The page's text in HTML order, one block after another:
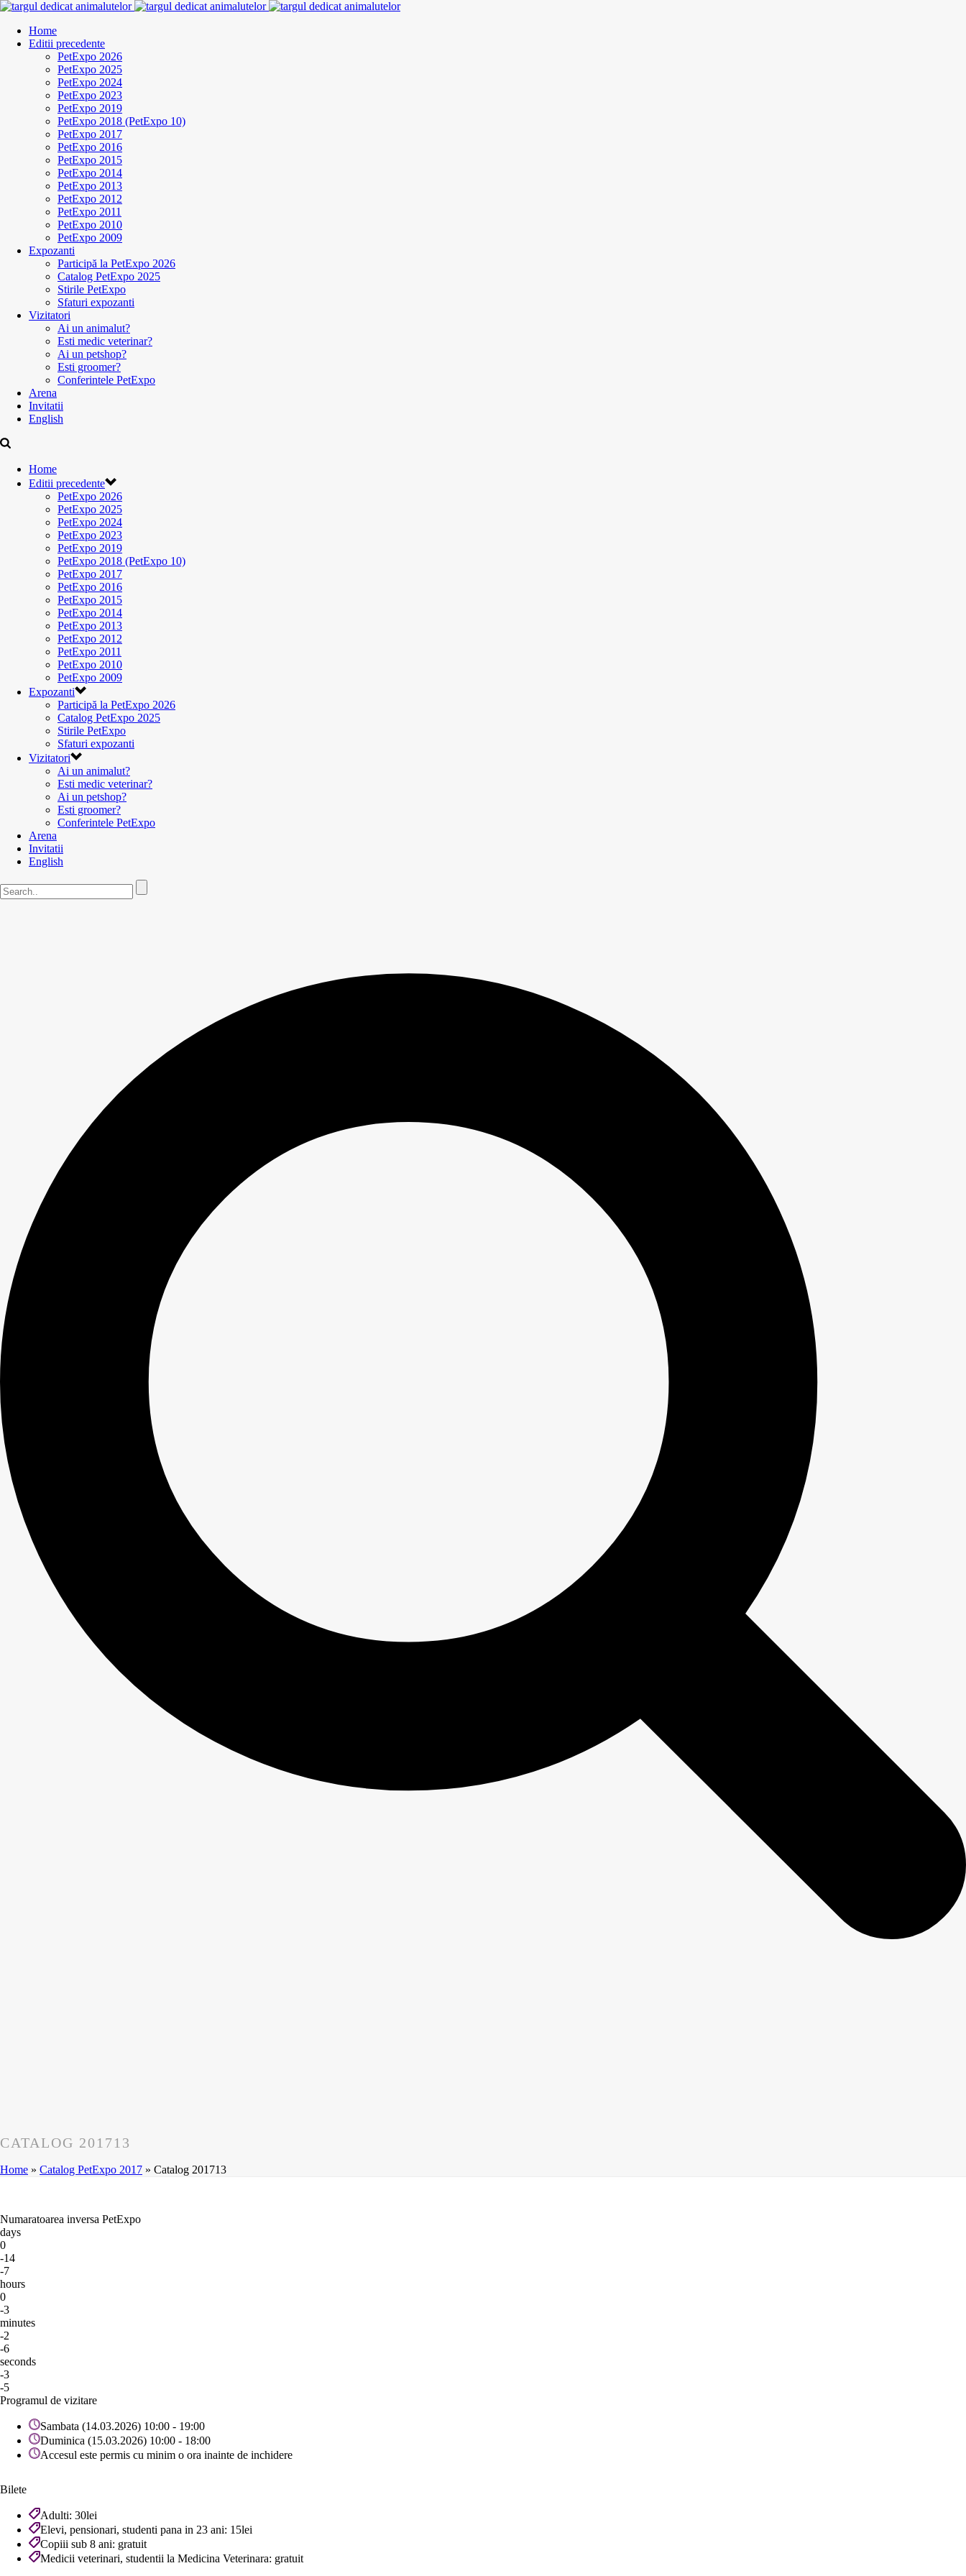
Home
Editii precedente
PetExpo 2026
PetExpo 2025
PetExpo 2024
PetExpo 2023
PetExpo 2019
PetExpo 2018 (PetExpo 10)
PetExpo 2017
PetExpo 2016
PetExpo 2015
PetExpo 2014
PetExpo 2013
PetExpo 2012
PetExpo 2011
PetExpo 2010
PetExpo 2009
Expozanti
Participă la PetExpo 2026
Catalog PetExpo 2025
Stirile PetExpo
Sfaturi expozanti
Vizitatori
Ai un animalut?
Esti medic veterinar?
Ai un petshop?
Esti groomer?
Conferintele PetExpo
Arena
Invitatii
English
Home
Editii precedente
PetExpo 2026
PetExpo 2025
PetExpo 2024
PetExpo 2023
PetExpo 2019
PetExpo 2018 (PetExpo 10)
PetExpo 2017
PetExpo 2016
PetExpo 2015
PetExpo 2014
PetExpo 2013
PetExpo 2012
PetExpo 2011
PetExpo 2010
PetExpo 2009
Expozanti
Participă la PetExpo 2026
Catalog PetExpo 2025
Stirile PetExpo
Sfaturi expozanti
Vizitatori
Ai un animalut?
Esti medic veterinar?
Ai un petshop?
Esti groomer?
Conferintele PetExpo
Arena
Invitatii
English
CATALOG 201713
Home » Catalog PetExpo 2017 » Catalog 201713
Numaratoarea inversa PetExpo
days
0
-14
-7
hours
0
-3
minutes
-2
-6
seconds
-3
-5
Programul de vizitare
Sambata (14.03.2026) 10:00 - 19:00
Duminica (15.03.2026) 10:00 - 18:00
Accesul este permis cu minim o ora inainte de inchidere
Bilete
Adulti: 30lei
Elevi, pensionari, studenti pana in 23 ani: 15lei
Copiii sub 8 ani: gratuit
Medicii veterinari, studentii la Medicina Veterinara: gratuit